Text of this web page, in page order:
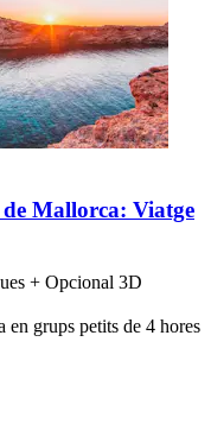
Mallorca: Viatge
+ Opcional 3D
grups petits de 4 hores